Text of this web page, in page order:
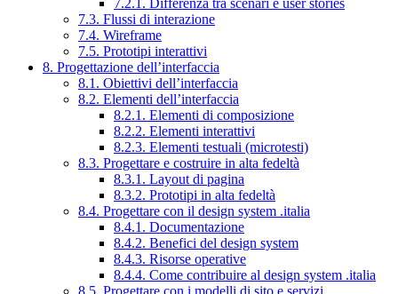
7.2.1. Differenza tra scenari e user stories
7.3. Flussi di interazione
7.4. Wireframe
7.5. Prototipi interattivi
8. Progettazione dell’interfaccia
8.1. Obiettivi dell’interfaccia
8.2. Elementi dell’interfaccia
8.2.1. Elementi di composizione
8.2.2. Elementi interattivi
8.2.3. Elementi testuali (microtesti)
8.3. Progettare e costruire in alta fedeltà
8.3.1. Layout di pagina
8.3.2. Prototipi in alta fedeltà
8.4. Progettare con il design system .italia
8.4.1. Documentazione
8.4.2. Benefici del design system
8.4.3. Risorse operative
8.4.4. Come contribuire al design system .italia
8.5. Progettare con i modelli di sito e servizi